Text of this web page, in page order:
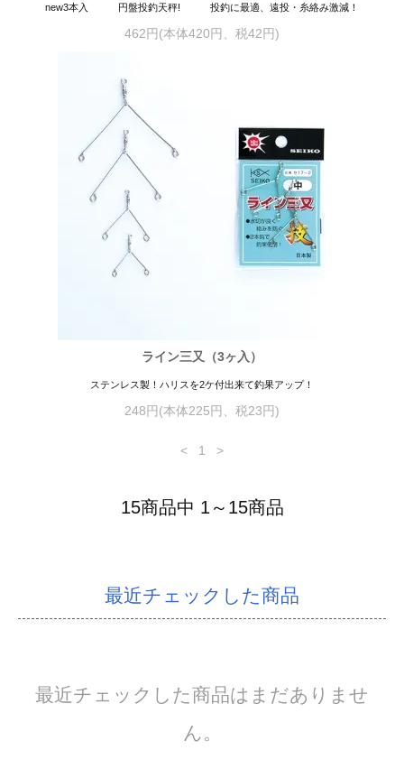
new3本入 円盤投釣天秤! 投釣に最適、遠投・糸絡み激減！
462円(本体420円、税42円)
ライン三又（3ヶ入）
ステンレス製！ハリスを2ケ付出来て釣果アップ！
248円(本体225円、税23円)
< 1 >
15商品中 1～15商品
最近チェックした商品
最近チェックした商品はまだありませ
ん。